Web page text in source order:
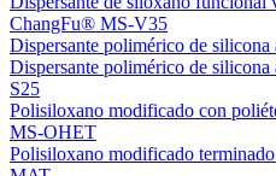
ChangFu® MS-V35
Dispersante polimérico de
Dispersante polimérico de
S25
Polisiloxano modificado con
MS-OHET
Polisiloxano modificado